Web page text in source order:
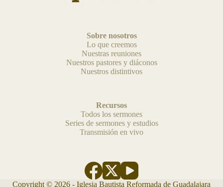
Sobre nosotros
Lo que creemos
Nuestras reuniones
Nuestros pastores y diáconos
Nuestros distintivos
Recursos
Todos los sermones
Series de sermones y estudios
Transmisión en vivo
Copyright © 2026 - Iglesia Bautista Reformada de Guadalajara